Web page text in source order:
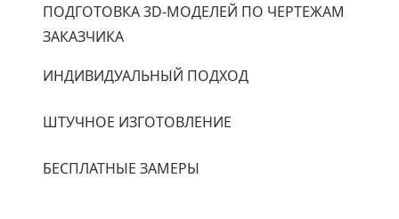
ПОДГОТОВКА 3D-МОДЕЛЕЙ ПО ЧЕРТЕЖАМ
ЗАКАЗЧИКА
ИНДИВИДУАЛЬНЫЙ ПОДХОД
ШТУЧНОЕ ИЗГОТОВЛЕНИЕ
БЕСПЛАТНЫЕ ЗАМЕРЫ